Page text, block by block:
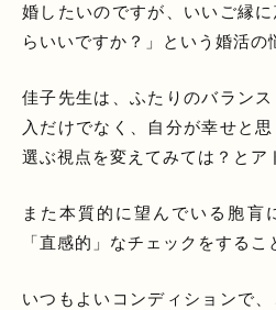
婚したいのですが、いいご縁
らいいですか？」
という婚活の
佳子先生は、ふたりのバラン
入だけでなく、自分が幸せと
選ぶ視点を変えてみては？とア
また本質的に望んでいる胞肓
「直感的」なチェックをするこ
いつもよいコンディションで